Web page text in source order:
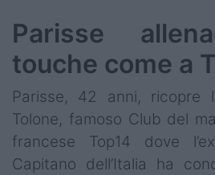
Parisse
touche come a
Parisse, 42 anni, ricopre
Tolone, famoso Club del
francese Top14 dove
Capitano dell’Italia ha